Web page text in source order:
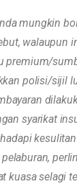
mungkin
walaupun
premium/
polisi/sijil
syarikat
kuasa selagi